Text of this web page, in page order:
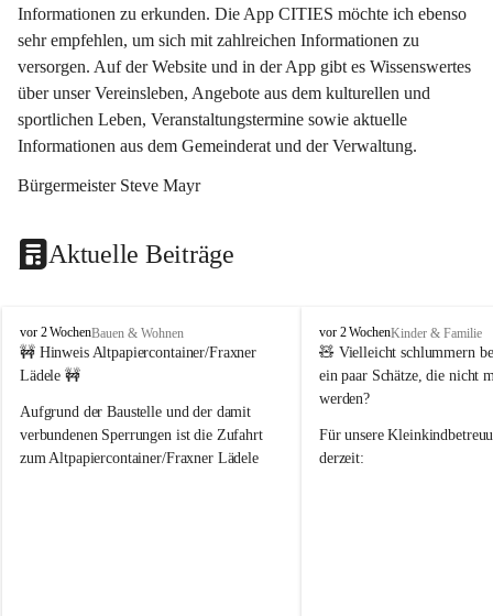
Informationen zu erkunden. Die App CITIES möchte ich ebenso
sehr empfehlen, um sich mit zahlreichen Informationen zu
versorgen. Auf der Website und in der App gibt es Wissenswertes
über unser Vereinsleben, Angebote aus dem kulturellen und
sportlichen Leben, Veranstaltungstermine sowie aktuelle
Informationen aus dem Gemeinderat und der Verwaltung.
Bürgermeister Steve Mayr
Aktuelle Beiträge
F
r
a
e
r
n
vor 2 WochenBauen & Wohnen
🚧 Hinweis Altpapiercontainer/Fraxner
Lädele 🚧
Aufgrund der Baustelle und der damit
verbundenen Sperrungen ist die Zufahrt
zum Altpapiercontainer/Fraxner Lädele
F
r
a
x
r
n
vor 2 WochenKinder & Familie
🧸 Vielleicht schlummern
ein paar Schätze, die nicht
werden?
Für unsere
derzeit: